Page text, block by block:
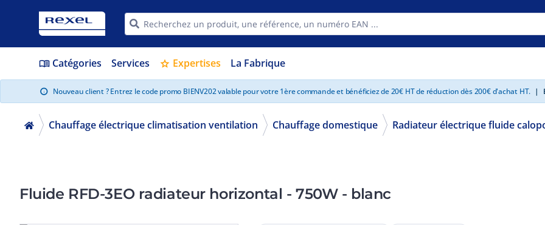
menu_book Catégories Services star Expertises La Fabrique
info Nouveau client ? Entrez le code promo BIENV202 valable pour votre 1ère commande et bénéficiez de 20€ HT de réduction dès 200€ d'achat HT. |
Chauffage électrique climatisation ventilation Chauffage domestique Radiateur électrique fluide
Fluide RFD-3EO radiateur horizontal - 750W - blanc